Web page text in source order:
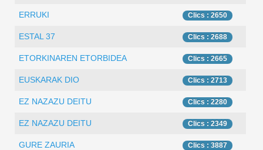
ERRUKI Clics : 2650
ESTAL 37 Clics : 2688
ETORKINAREN ETORBIDEA Clics : 2665
EUSKARAK DIO Clics : 2713
EZ NAZAZU DEITU Clics : 2280
EZ NAZAZU DEITU Clics : 2349
GURE ZAURIA Clics : 3887